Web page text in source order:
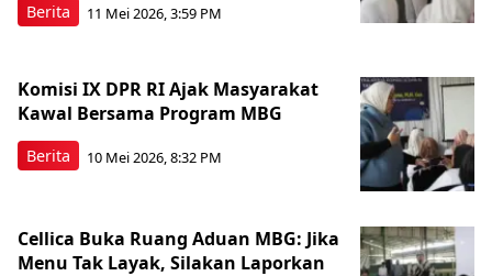
Berita 11 Mei 2026, 3:59 PM
Berita
Komisi IX DPR RI Ajak Masyarakat
Kawal Bersama Program MBG
10 Mei 2026, 8:32 PM
Cellica Buka Ruang Aduan MBG: Jika
Menu Tak Layak, Silakan Laporkan